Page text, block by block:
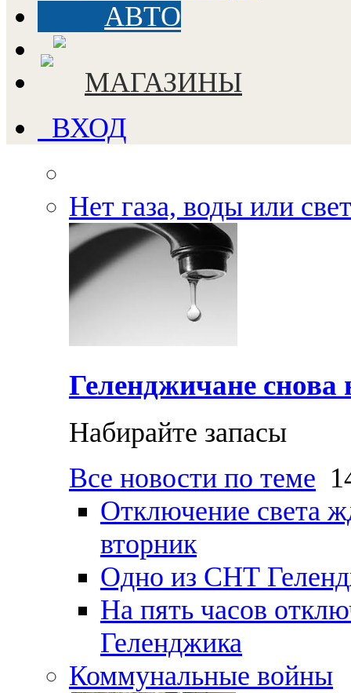
АВТО
МАГАЗИНЫ
ВХОД
Нет газа, воды или
Геленджичане снова
Набирайте запасы
Все новости по теме
Отключение света
вторник
Одно из СНТ
На пять часов
Геленджика
Коммунальные войны